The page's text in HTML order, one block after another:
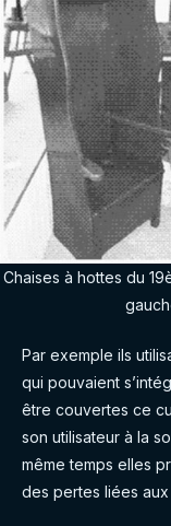
Chaises à hottes du
Par exemple ils
qui pouvaient
être couvertes ce
son utilisateur à la
même temps elles
des pertes liées